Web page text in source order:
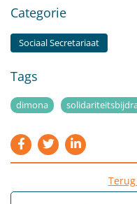
Categorie
Sociaal Secretariaat
Tags
dimona